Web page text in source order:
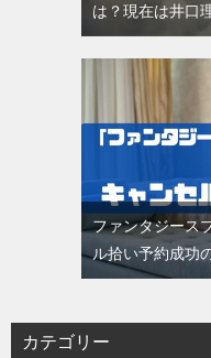
は？現在は井口
ファンタジース
ル拾い予約成功
カテゴリー